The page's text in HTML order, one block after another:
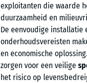
exploitanten die waarde
duurzaamheid en
De eenvoudige installatie
onderhoudsvereisten
en economische
zorgen voor een veilige
het risico op